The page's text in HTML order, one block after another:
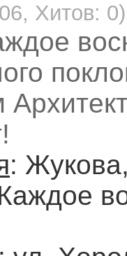
Хитов: 0)
: